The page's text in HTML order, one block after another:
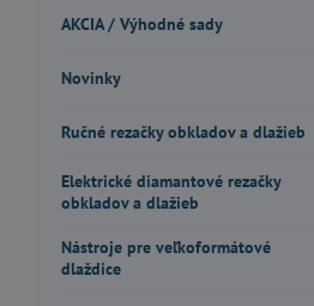
AKCIA / Výhodné sady
Novinky
Ručné rezačky obkladov a dlažieb
Elektrické diamantové rezačky
obkladov a dlažieb
Nástroje pre veľkoformátové
dlaždice